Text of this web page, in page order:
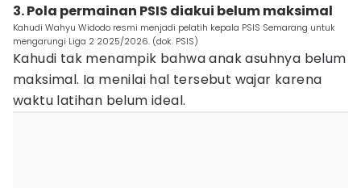
3. Pola permainan PSIS diakui belum maksimal
Kahudi Wahyu Widodo resmi menjadi pelatih kepala PSIS Semarang untuk
mengarungi Liga 2 2025/2026. (dok. PSIS)
Kahudi tak menampik bahwa anak asuhnya belum
maksimal. Ia menilai hal tersebut wajar karena
waktu latihan belum ideal.